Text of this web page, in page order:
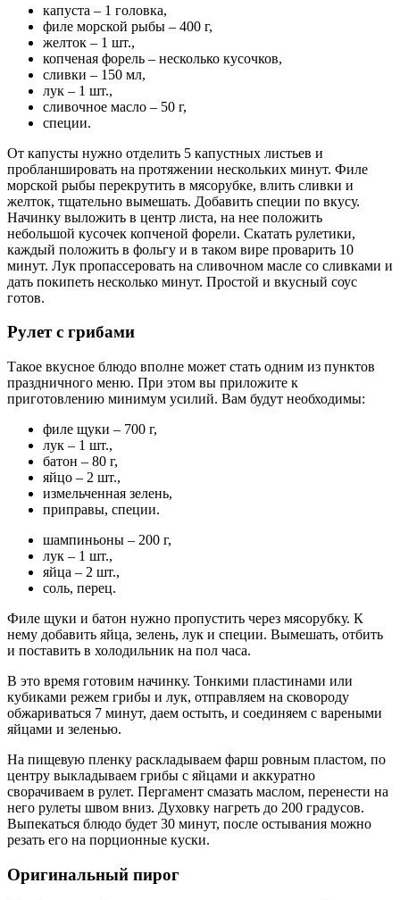
капуста – 1 головка,
филе морской рыбы – 400 г,
желток – 1 шт.,
копченая форель – несколько кусочков,
сливки – 150 мл,
лук – 1 шт.,
сливочное масло – 50 г,
специи.
От капусты нужно отделить 5 капустных листьев и
пробланшировать на протяжении нескольких минут. Филе
морской рыбы перекрутить в мясорубке, влить сливки и
желток, тщательно вымешать. Добавить специи по вкусу.
Начинку выложить в центр листа, на нее положить
небольшой кусочек копченой форели. Скатать рулетики,
каждый положить в фольгу и в таком вире проварить 10
минут. Лук пропассеровать на сливочном масле со сливками и
дать покипеть несколько минут. Простой и вкусный соус
готов.
Рулет с грибами
Такое вкусное блюдо вполне может стать одним из пунктов
праздничного меню. При этом вы приложите к
приготовлению минимум усилий. Вам будут необходимы:
филе щуки – 700 г,
лук – 1 шт.,
батон – 80 г,
яйцо – 2 шт.,
измельченная зелень,
приправы, специи.
шампиньоны – 200 г,
лук – 1 шт.,
яйца – 2 шт.,
соль, перец.
Филе щуки и батон нужно пропустить через мясорубку. К
нему добавить яйца, зелень, лук и специи. Вымешать, отбить
и поставить в холодильник на пол часа.
В это время готовим начинку. Тонкими пластинами или
кубиками режем грибы и лук, отправляем на сковороду
обжариваться 7 минут, даем остыть, и соединяем с вареными
яйцами и зеленью.
На пищевую пленку раскладываем фарш ровным пластом, по
центру выкладываем грибы с яйцами и аккуратно
сворачиваем в рулет. Пергамент смазать маслом, перенести на
него рулеты швом вниз. Духовку нагреть до 200 градусов.
Выпекаться блюдо будет 30 минут, после остывания можно
резать его на порционные куски.
Оригинальный пирог